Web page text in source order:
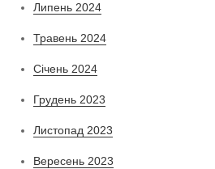
Липень 2024
Травень 2024
Січень 2024
Грудень 2023
Листопад 2023
Вересень 2023